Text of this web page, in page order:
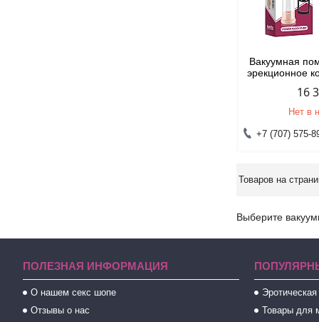
Вакуумная
эрекционное
16
Нет в
+7 (707) 575-
Выберите
ПОЛЕЗНАЯ ИНФОРМАЦИЯ
О нашем секс шопе
Отзывы о нас
Товары для